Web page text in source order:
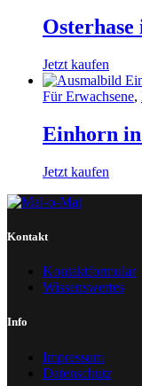
Jetzt kaufen
Für Erwachsene,
Einhorn
Jetzt kaufen
Kontakt
Kontaktformular
Wissenswertes
Info
Impressum
Datenschutz